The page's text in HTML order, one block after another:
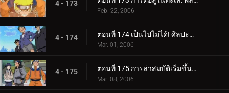
4 - 173
Feb. 22, 2006
4 - 174 ตอนที่ 174 เป็นไปไม่ได้! ศิลปะนินจาคนดัง - Jutsu สไตล์เงิน!
Mar. 01, 2006
4 - 175 ตอนที่ 175 การล่าสมบัติเริ่มขึ้นแล้ว!
Mar. 08, 2006